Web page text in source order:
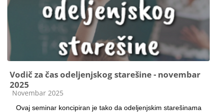
Vodič za čas odeljenjskog starešine - novembar
2025
Kategorija kursa
Novembar 2025
Ovaj seminar koncipiran je tako da odeljenjskim starešinama